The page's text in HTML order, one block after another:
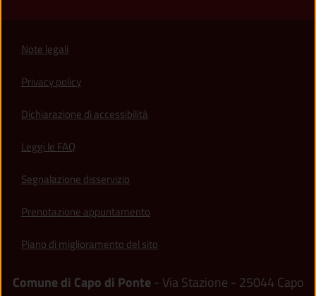
Note legali
Privacy policy
Dichiarazione di accessibilità
Leggi le FAQ
Segnalazione disservizio
Prenotazione appuntamento
Piano di miglioramento del sito
Comune di Capo di Ponte- Via Stazione - 25044 Capo